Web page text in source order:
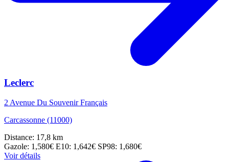
Leclerc
2 Avenue Du Souvenir Français
Carcassonne (11000)
Distance: 17,8 km
Gazole: 1,580€ E10: 1,642€ SP98: 1,680€
Voir détails